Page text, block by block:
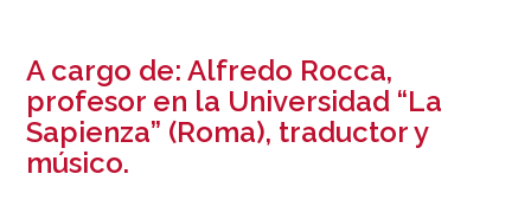
A cargo de: Alfredo Rocca,
profesor en la Universidad “La
Sapienza” (Roma), traductor y
músico.